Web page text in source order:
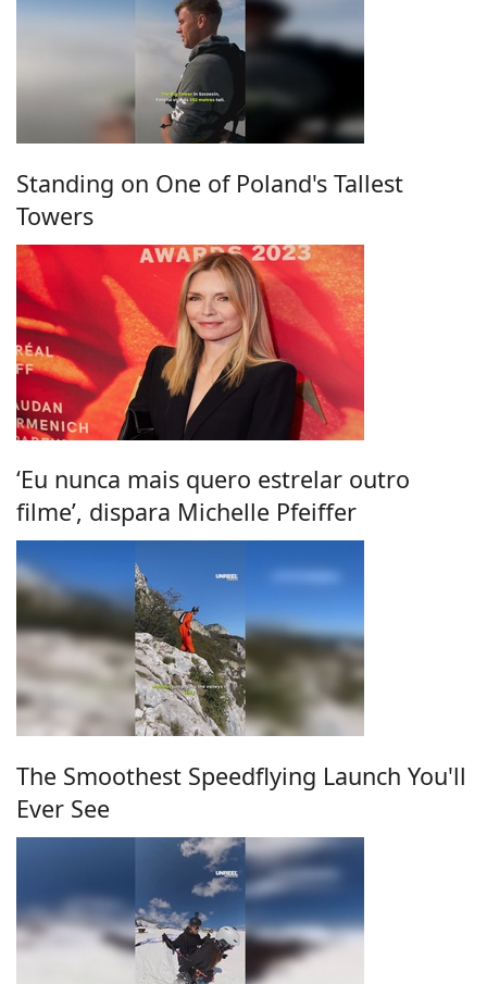
Standing on One of Poland's Tallest
Towers
‘Eu nunca mais quero estrelar outro
filme’, dispara Michelle Pfeiffer
The Smoothest Speedflying Launch You'll
Ever See